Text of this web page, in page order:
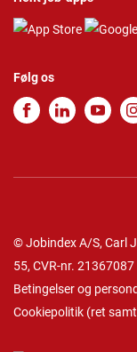
Følg os
© Jobindex A/S, Carl
55, CVR-nr. 21367087
Betingelser og
Cookiepolitik (ret